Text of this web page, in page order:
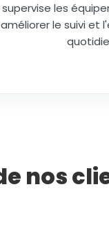
supervise les
améliorer le suivi et
nos